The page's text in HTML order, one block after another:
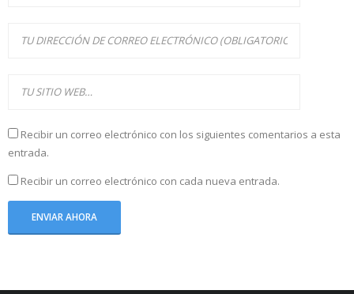
Recibir un correo electrónico con los siguientes comentarios a esta
entrada.
Recibir un correo electrónico con cada nueva entrada.